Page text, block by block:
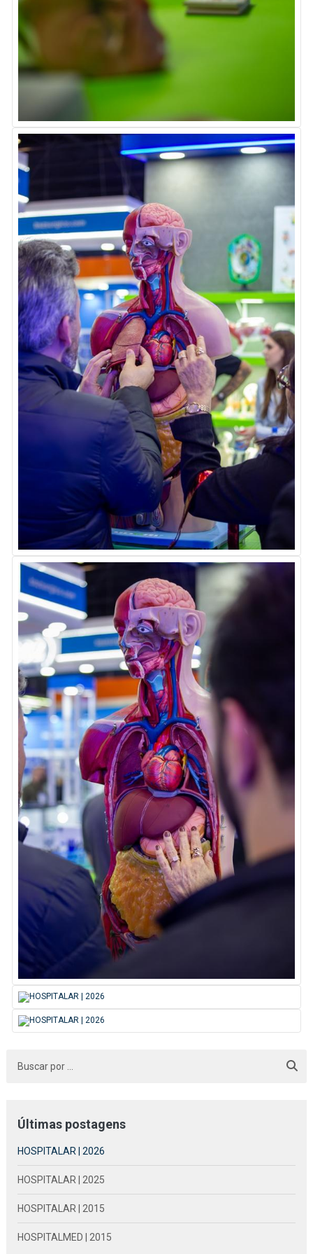
Últimas postagens
HOSPITALAR | 2026
HOSPITALAR | 2025
HOSPITALAR | 2015
HOSPITALMED | 2015